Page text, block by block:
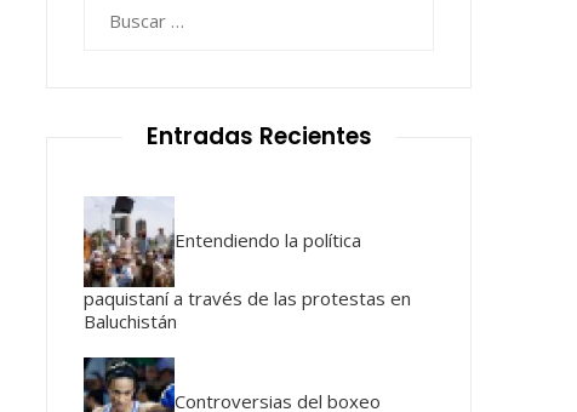
Entradas Recientes
Entendiendo la política
paquistaní a través de las protestas en
Baluchistán
Controversias del boxeo